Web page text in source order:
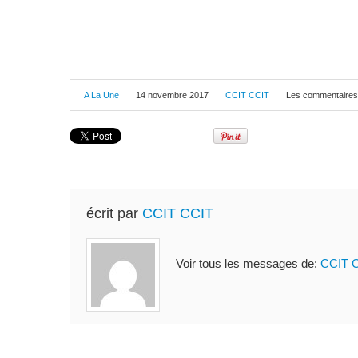
A La Une 14 novembre 2017 CCIT CCIT Les
écrit par CCIT CCIT
Voir tous les messages de: CCIT